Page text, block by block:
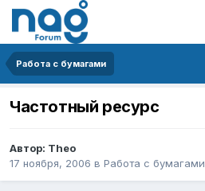
Работа с бумагами
Частотный ресурс
Автор: Theo
17 ноября, 2006 в Работа с бумагами